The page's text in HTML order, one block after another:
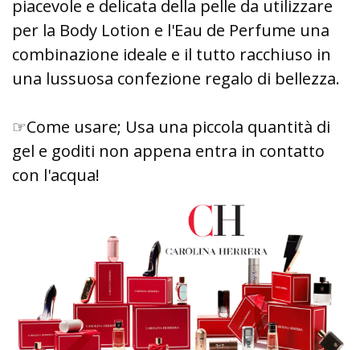
piacevole e delicata della pelle da utilizzare
per la Body Lotion e l'Eau de Perfume una
combinazione ideale e il tutto racchiuso in
una lussuosa confezione regalo di bellezza.
☞Come usare; Usa una piccola quantità di
gel e goditi non appena entra in contatto
con l'acqua!